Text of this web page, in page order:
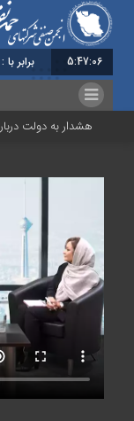
5:47:07 برابر با : Sunday - 9 August - 2026
هشدار به دولت